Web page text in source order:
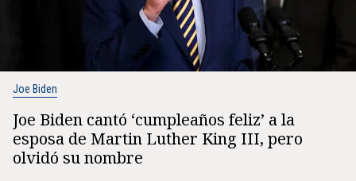
Joe Biden
Joe Biden cantó ‘cumpleaños feliz’ a la
esposa de Martin Luther King III, pero
olvidó su nombre